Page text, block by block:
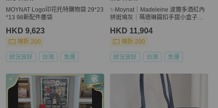
MOYNAT Logo印花托特購物袋 29*23
*13 98新配件塵袋
HKD 9,623
現折 200
狀況良好 台灣 免運
✨Moynat｜Madeleine 波爾多酒紅內
拼斑鳩灰｜瑪德琳圓扣手提小盒子｜e
HKD 11,904
現折 200
狀況良好 台灣 免運